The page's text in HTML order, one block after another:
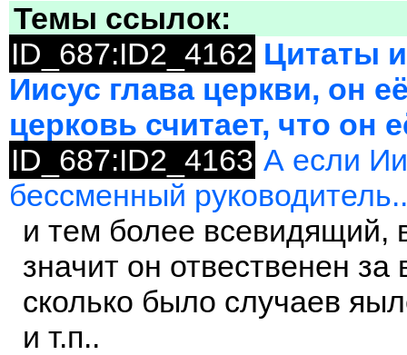
Темы ссылок:
ID_687:ID2_4162 Цитаты
Иисус глава церкви, он
церковь считает, что он
ID_687:ID2_4163 А если
бессменный
и тем более всевидящий,
значит он отвественен
сколько было случаев
и т.п..